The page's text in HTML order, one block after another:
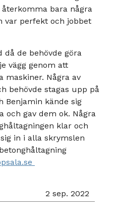
bara några
var perfekt och jobbet
de behövde göra
vägg genom att
maskiner. Några av
behövde stagas upp på
Benjamin kände sig
och gav dem ok. Några
klar och
in i alla skrymslen
2 sep. 2022